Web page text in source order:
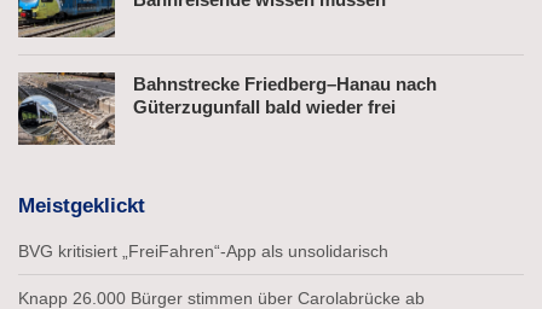
Bahnstrecke Friedberg–Hanau nach
Güterzugunfall bald wieder frei
Meistgeklickt
BVG kritisiert „FreiFahren“-App als unsolidarisch
Knapp 26.000 Bürger stimmen über Carolabrücke ab